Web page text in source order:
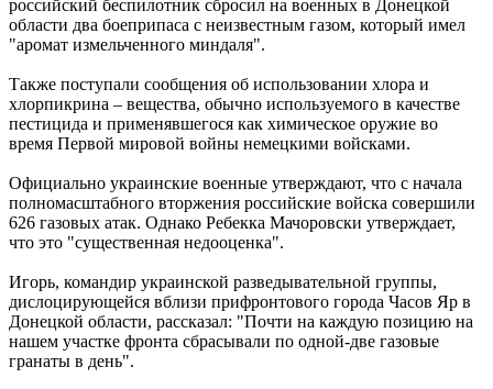
российский беспилотник сбросил на военных в Донецкой
области два боеприпаса с неизвестным газом, который имел
"аромат измельченного миндаля".
Также поступали сообщения об использовании хлора и
хлорпикрина – вещества, обычно используемого в качестве
пестицида и применявшегося как химическое оружие во
время Первой мировой войны немецкими войсками.
Официально украинские военные утверждают, что с начала
полномасштабного вторжения российские войска совершили
626 газовых атак. Однако Ребекка Мачоровски утверждает,
что это "существенная недооценка".
Игорь, командир украинской разведывательной группы,
дислоцирующейся вблизи прифронтового города Часов Яр в
Донецкой области, рассказал: "Почти на каждую позицию на
нашем участке фронта сбрасывали по одной-две газовые
гранаты в день".